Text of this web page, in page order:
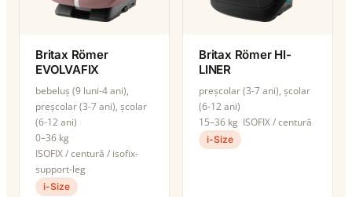
Britax Römer
EVOLVAFIX
bebeluș (9 luni-4 ani),
preșcolar (3-7 ani), școlar
(6-12 ani)
0–36 kg
ISOFIX / centură / isofix-
support-leg
i-Size
Britax Römer HI-
LINER
preșcolar (3-7 ani), școlar
(6-12 ani)
15–36 kg ISOFIX / centură
i-Size